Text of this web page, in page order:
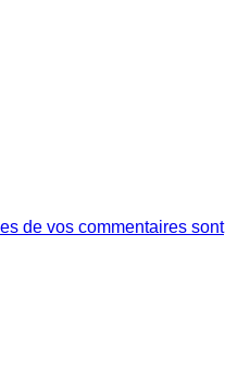
de vos commentaires sont